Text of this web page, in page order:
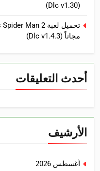
(Dlc v1.30)
مجاناً (Dlc v1.4.3)
أحدث التعليقات
الأرشيف
أغسطس 2026